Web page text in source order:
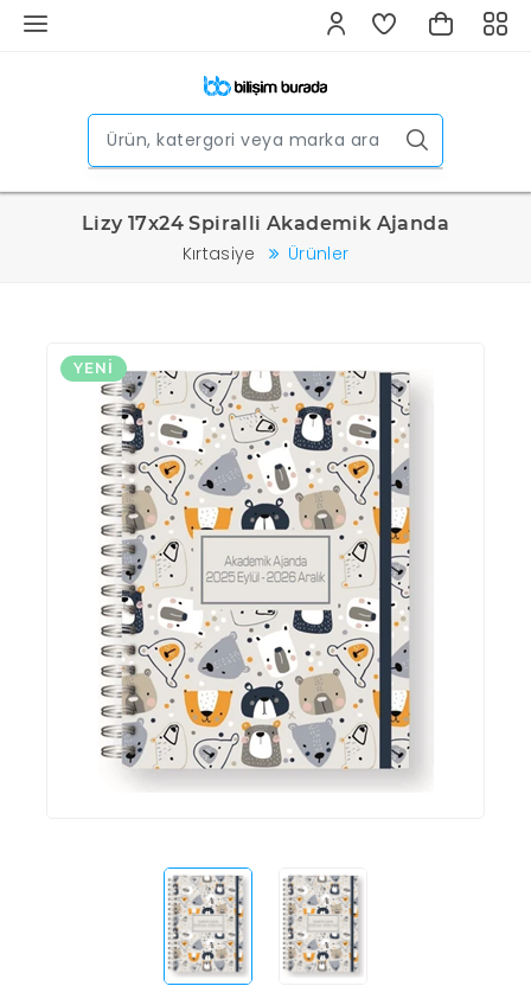
Lizy 17x24 Spiralli Akademik Ajanda
Kırtasiye Ürünler
YENI